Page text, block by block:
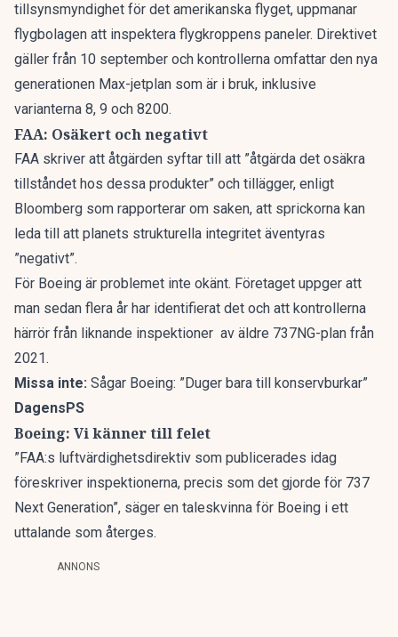
tillsynsmyndighet för det amerikanska flyget, uppmanar
flygbolagen att inspektera flygkroppens paneler. Direktivet
gäller från 10 september och kontrollerna omfattar den nya
generationen Max-jetplan som är i bruk, inklusive
varianterna 8, 9 och 8200.
FAA: Osäkert och negativt
FAA skriver att åtgärden syftar till att ”åtgärda det osäkra
tillståndet hos dessa produkter” och tillägger, enligt
Bloomberg som rapporterar om saken, att sprickorna kan
leda till att planets strukturella integritet äventyras
”negativt”.
För Boeing är problemet inte okänt. Företaget uppger att
man sedan flera år har identifierat det och att kontrollerna
härrör från liknande inspektioner av äldre 737NG-plan från
2021.
Missa inte: Sågar Boeing: ”Duger bara till konservburkar”
DagensPS
Boeing: Vi känner till felet
”FAA:s luftvärdighetsdirektiv som publicerades idag
föreskriver inspektionerna, precis som det gjorde för 737
Next Generation”, säger en taleskvinna för Boeing i ett
uttalande som återges.
ANNONS